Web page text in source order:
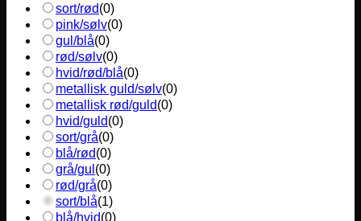
sort/rød(0)
pink/sølv(0)
gul/blå(0)
rød/sølv(0)
hvid/rød/blå(0)
metallisk guld/sølv(0)
metallisk rød/guld(0)
hvid/guld(0)
sort/grå(0)
blå/rød(0)
grå/gul (0)
rød/grå(0)
sort/blå(1)
blå/hvid(0)